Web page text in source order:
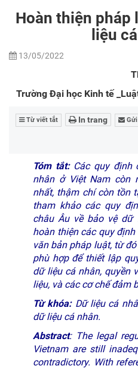
Hoàn thiện pháp
liệu
13/05/2022
Trường Đại học Kinh tế
Từ viết tắt In trang
Tóm tắt: Các quy định
nhân ở Việt Nam còn
nhất, thậm chí còn tồn
tham khảo các quy
châu Âu về bảo vệ dữ
hoàn thiện các quy
văn bản pháp luật, từ
phù hợp để thiết lập
dữ liệu cá nhân, quyền
liệu, và các cơ chế đảm
Từ khóa: Dữ liệu cá
dữ liệu cá nhân.
Abstract: The legal
Vietnam are still
contradictory. With